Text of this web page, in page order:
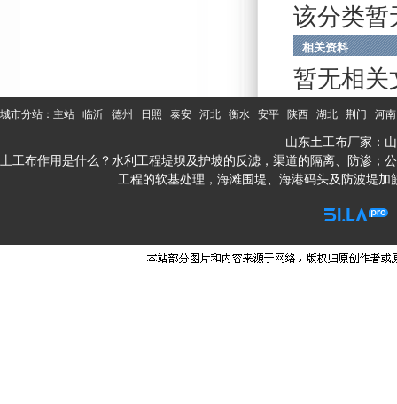
该分类暂
相关资料
暂无相关
城市分站： 主站 临沂 德州 日照 泰安 河北 衡水 安平 陕西 湖北 荆门 河南
山东土工布厂家：
土工布作用是什么？水利工程堤坝及护坡的反滤，渠道的隔离、防渗；
工程的软基处理，海滩围堤、海港码头及防波堤